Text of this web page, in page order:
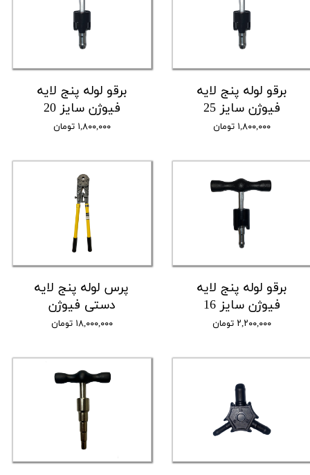
برقو لوله پنج لایه
فیوژن سایز 25
۱,۸۰۰,۰۰۰ تومان
برقو لوله پنج لایه
فیوژن سایز 20
۱,۸۰۰,۰۰۰ تومان
برقو لوله پنج لایه
فیوژن سایز 16
۲,۲۰۰,۰۰۰ تومان
پرس لوله پنج لایه
دستی فیوژن
۱۸,۰۰۰,۰۰۰ تومان